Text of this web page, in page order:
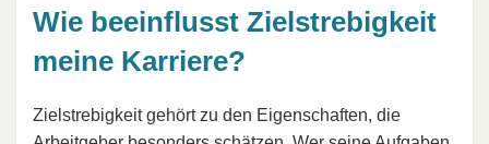
Wie beeinflusst Zielstrebigkeit
meine Karriere?
Zielstrebigkeit gehört zu den Eigenschaften, die